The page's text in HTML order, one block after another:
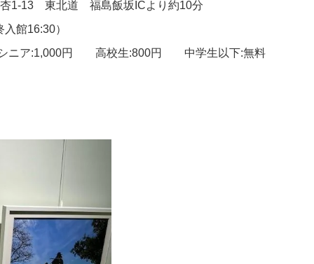
1-13 東北道 福島飯坂 ICより約10分
入館16:30）
ア:1,000円 高校生:800円 中学生以下:無料